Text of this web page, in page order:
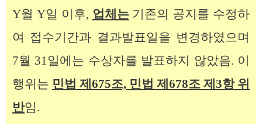
Y월 Y일 이후, 업체는기존의 공지를 수정하
여 접수기간과 결과발표일을 변경하였으며
7월 31일에는 수상자를 발표하지 않았음. 이
행위는 민법 제675조, 민법 제678조 제3항 위
반임.